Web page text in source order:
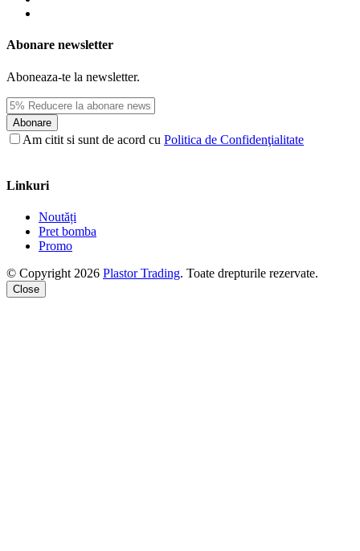
Abonare newsletter
Aboneaza-te la newsletter.
Abonare
Am citit si sunt de acord cu Politica de Confidenţialitate
Linkuri
Noutăți
Pret bomba
Promo
© Copyright 2026 Plastor Trading. Toate drepturile rezervate.
Close